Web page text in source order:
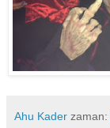
Ahu Kader zaman: